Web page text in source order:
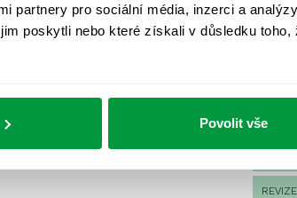
partnery pro sociální média, inzerci a
poskytli nebo které získali v důsledku toho,
Povolit vše